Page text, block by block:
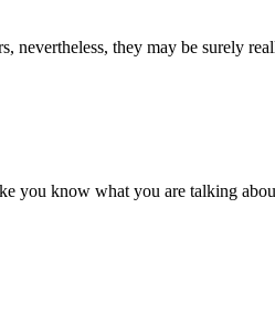
nevertheless, they may be surely
you know what you are talking